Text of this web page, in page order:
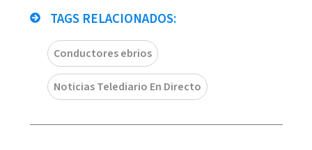
TAGS RELACIONADOS:
Conductores ebrios
Noticias Telediario En Directo